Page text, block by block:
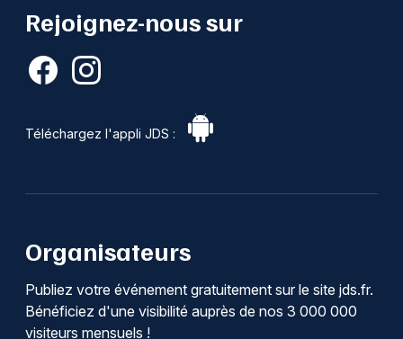
Rejoignez-nous sur
Téléchargez l'appli JDS :
Organisateurs
Publiez votre événement gratuitement sur le site jds.fr.
Bénéficiez d'une visibilité auprès de nos 3 000 000
visiteurs mensuels !